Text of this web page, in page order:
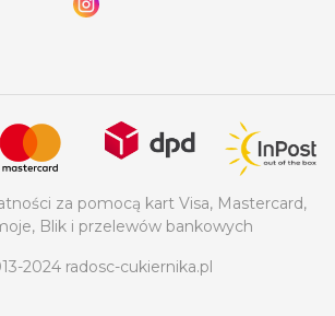
za pomocą kart Visa, Mastercard,
Blik i przelewów bankowych
2024 radosc-cukiernika.pl